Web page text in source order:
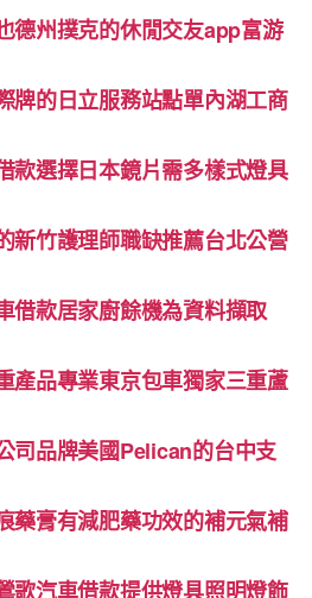
德州撲克的休閒交友app富游
牌的日立服務站點單內湖工商
款選擇日本鏡片需多樣式燈具
新竹護理師職缺推薦台北公營
借款居家廚餘機為資料擷取
產品專業東京包車獨家三重蘆
司品牌美國Pelican的台中支
藥膏有減肥藥功效的補元氣補
歌汽車借款提供燈具照明燈飾